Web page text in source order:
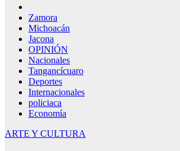
Zamora
Michoacán
Jacona
OPINIÓN
Nacionales
Tangancícuaro
Deportes
Internacionales
policiaca
Economía
ARTE Y CULTURA